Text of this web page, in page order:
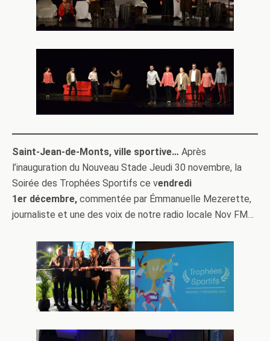
Saint-Jean-de-Monts, ville sportive… Après
l’inauguration du Nouveau Stade Jeudi 30 novembre, la
Soirée des Trophées Sportifs ce vendredi
1er décembre, commentée par Émmanuelle Mezerette,
journaliste et une des voix de notre radio locale Nov FM…